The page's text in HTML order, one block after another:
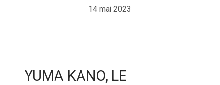
14 mai 2023
YUMA KANO, LE